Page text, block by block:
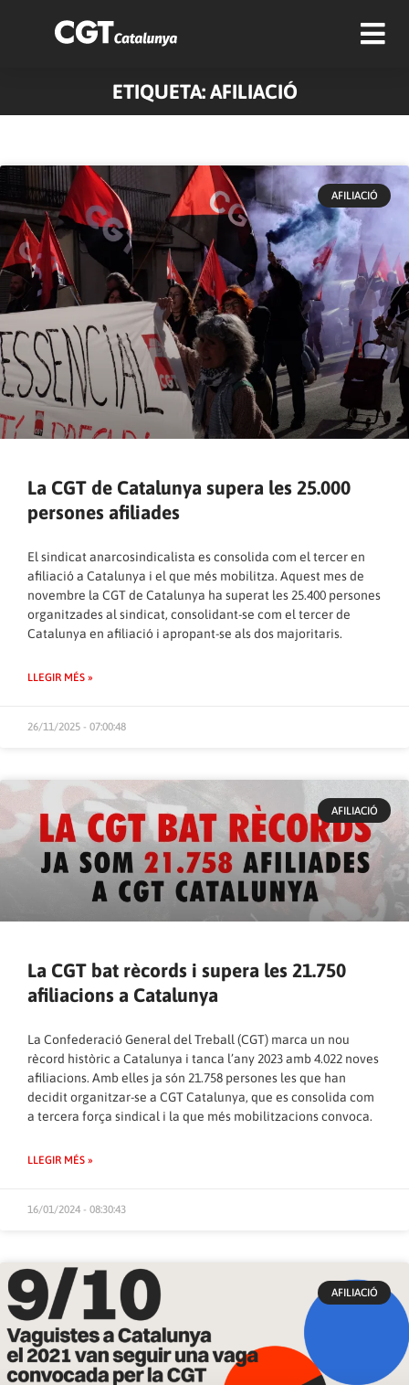
ETIQUETA: AFILIACIÓ
AFILIACIÓ
La CGT de Catalunya supera les 25.000
persones afiliades
El sindicat anarcosindicalista es consolida com el tercer en
afiliació a Catalunya i el que més mobilitza. Aquest mes de
novembre la CGT de Catalunya ha superat les 25.400 persones
organitzades al sindicat, consolidant-se com el tercer de
Catalunya en afiliació i apropant-se als dos majoritaris.
LLEGIR MÉS »
26/11/2025 - 07:00:48
AFILIACIÓ
La CGT bat rècords i supera les 21.750
afiliacions a Catalunya
La Confederació General del Treball (CGT) marca un nou
rècord històric a Catalunya i tanca l’any 2023 amb 4.022 noves
afiliacions. Amb elles ja són 21.758 persones les que han
decidit organitzar-se a CGT Catalunya, que es consolida com
a tercera força sindical i la que més mobilitzacions convoca.
LLEGIR MÉS »
16/01/2024 - 08:30:43
AFILIACIÓ